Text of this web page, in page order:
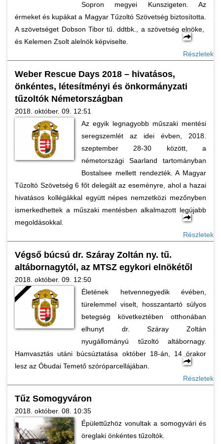
Sopron megyei Kunszigeten. Az
érmeket és kupákat a Magyar Tűzoltó Szövetség biztosította.
A szövetséget Dobson Tibor tű. ddtbk., a szövetség elnöke,
és Kelemen Zsolt alelnök képviselte.
Részletek
Weber Rescue Days 2018 – hivatásos,
önkéntes, létesítményi és önkormányzati
tűzoltók Németországban
2018. október. 09. 12:51
Az egyik legnagyobb műszaki mentési
seregszemlét az idei évben, 2018.
szeptember 28-30 között, a
németországi Saarland tartományban
Bostalsee mellett rendezték. A Magyar
Tűzoltó Szövetség 6 főt delegált az eseményre, ahol a hazai
hivatásos kollégákkal együtt népes nemzetközi mezőnyben
ismerkedhettek a műszaki mentésben alkalmazott legújabb
megoldásokkal.
Részletek
Végső búcsú dr. Száray Zoltán ny. tű.
altábornagytól, az MTSZ egykori elnökétől
2018. október. 09. 12:50
Életének hetvennegyedik évében,
türelemmel viselt, hosszantartó súlyos
betegség következtében otthonában
elhunyt dr. Száray Zoltán
nyugállományú tűzoltó altábornagy.
Hamvasztás utáni búcsúztatása október 18-án, 14 órakor
lesz az Óbudai Temető szóróparcellájában.
Részletek
Tűz Somogyváron
2018. október. 08. 10:35
Épülettűzhöz vonultak a somogyvári és
öreglaki önkéntes tűzoltók.